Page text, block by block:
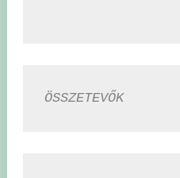
ÖSSZETEVŐK